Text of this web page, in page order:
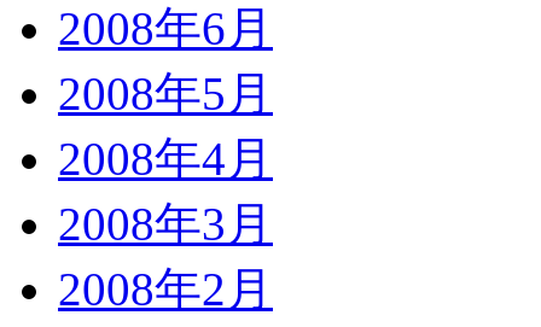
2008年6月
2008年5月
2008年4月
2008年3月
2008年2月